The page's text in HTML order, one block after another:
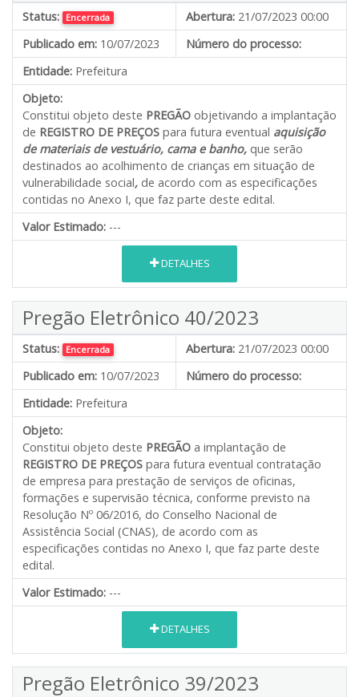
Status: Encerrada Abertura: 21/07/2023 00:00
Publicado em: 10/07/2023
Número do processo:
Entidade: Prefeitura
Objeto:
Constitui objeto deste PREGÃO objetivando a implantação
de REGISTRO DE PREÇOS para futura eventual aquisição
de materiais de vestuário, cama e banho, que serão
destinados ao acolhimento de crianças em situação de
vulnerabilidade social, de acordo com as especificações
contidas no Anexo I, que faz parte deste edital.
Valor Estimado: ---
DETALHES
Pregão Eletrônico 40/2023
Status: Encerrada Abertura: 21/07/2023 00:00
Publicado em: 10/07/2023
Número do processo:
Entidade: Prefeitura
Objeto:
Constitui objeto deste PREGÃO a implantação de
REGISTRO DE PREÇOS para futura eventual contratação
de empresa para prestação de serviços de oficinas,
formações e supervisão técnica, conforme previsto na
Resolução Nº 06/2016, do Conselho Nacional de
Assistência Social (CNAS), de acordo com as
especificações contidas no Anexo I, que faz parte deste
edital.
Valor Estimado: ---
DETALHES
Pregão Eletrônico 39/2023